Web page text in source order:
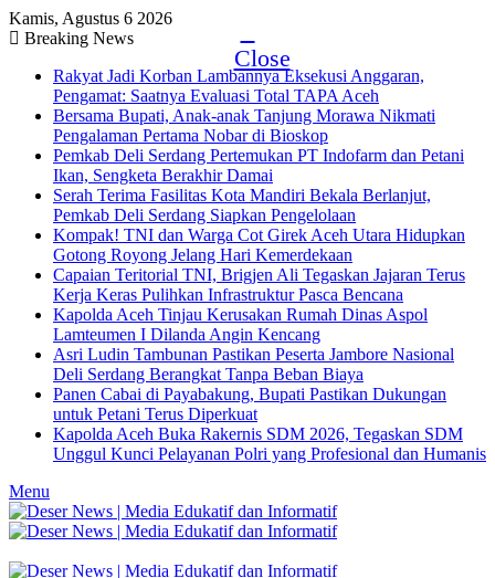
Kamis, Agustus 6 2026
Breaking News
Rakyat Jadi Korban Lambannya Eksekusi Anggaran,
Pengamat: Saatnya Evaluasi Total TAPA Aceh
Bersama Bupati, Anak-anak Tanjung Morawa Nikmati
Pengalaman Pertama Nobar di Bioskop
Pemkab Deli Serdang Pertemukan PT Indofarm dan Petani
Ikan, Sengketa Berakhir Damai
Serah Terima Fasilitas Kota Mandiri Bekala Berlanjut,
Pemkab Deli Serdang Siapkan Pengelolaan
Kompak! TNI dan Warga Cot Girek Aceh Utara Hidupkan
Gotong Royong Jelang Hari Kemerdekaan
Capaian Teritorial TNI, Brigjen Ali Tegaskan Jajaran Terus
Kerja Keras Pulihkan Infrastruktur Pasca Bencana
Kapolda Aceh Tinjau Kerusakan Rumah Dinas Aspol
Lamteumen I Dilanda Angin Kencang
Asri Ludin Tambunan Pastikan Peserta Jambore Nasional
Deli Serdang Berangkat Tanpa Beban Biaya
Panen Cabai di Payabakung, Bupati Pastikan Dukungan
untuk Petani Terus Diperkuat
Kapolda Aceh Buka Rakernis SDM 2026, Tegaskan SDM
Unggul Kunci Pelayanan Polri yang Profesional dan Humanis
Menu
Close